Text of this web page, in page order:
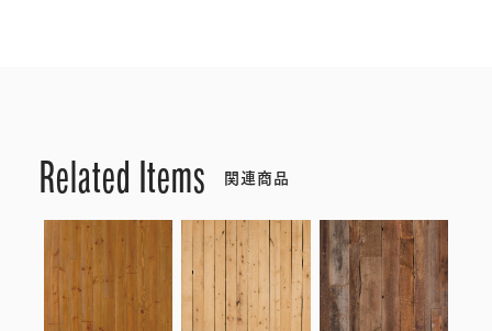
Related Items 関連商品